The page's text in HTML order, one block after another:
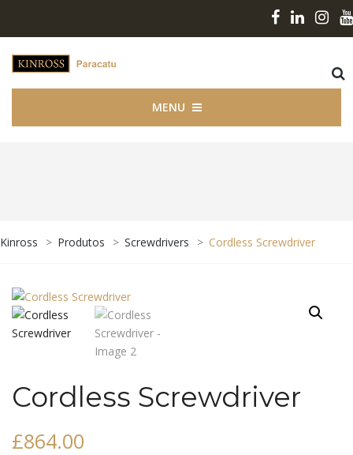
MENU
Kinross > Produtos > Screwdrivers > Cordless Screwdriver
Cordless Screwdriver
£864.00